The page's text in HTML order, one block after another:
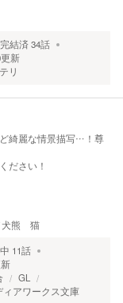
完結済 34話
更新
リ
綺麗な情景描写…！尊
ださい！
犬熊 猫
11話
GL
ィアワークス文庫